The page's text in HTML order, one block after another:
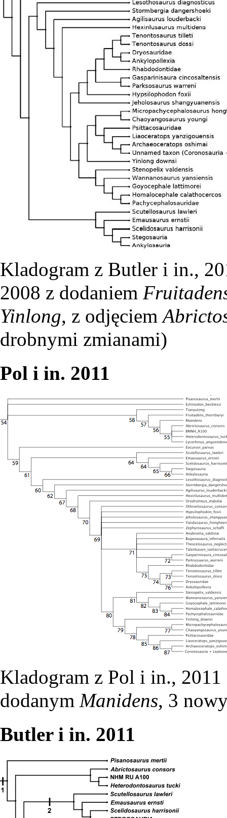
Kladogram z Butler i in.,
2008 z dodaniem
Yinlong, z odjęciem
drobnymi zmianami)
Pol i in. 2011
Kladogram z Pol i in.,
dodanym Manidens, 3
Butler i in. 2011